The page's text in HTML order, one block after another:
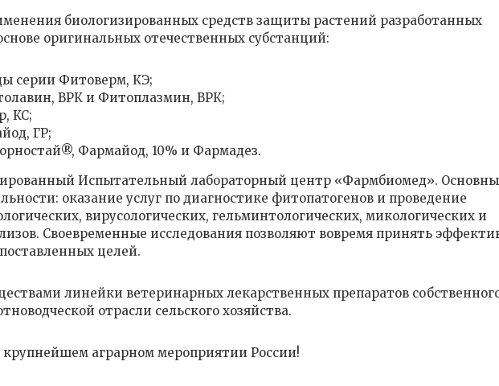
биологизированных средств защиты растений разработанных
оригинальных отечественных субстанций:
серии Фитоверм, КЭ;
ВРК и Фитоплазмин, ВРК;
КС;
ГР;
Фармайод, 10% и Фармадез.
Испытательный лабораторный центр «Фармбиомед».
оказание услуг по диагностике фитопатогенов и проведение
вирусологических, гельминтологических, микологических и
Своевременные исследования позволяют вовремя принять
целей.
линейки ветеринарных лекарственных препаратов
отрасли сельского хозяйства.
крупнейшем аграрном мероприятии России!